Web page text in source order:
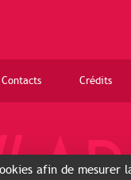
Contacts Crédits
afin de